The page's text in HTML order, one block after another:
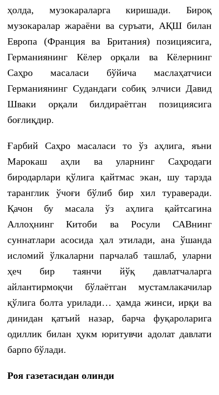
ҳолда, музокараларга киришади. Бироқ
музокаралар жараёни ва суръати, АҚШ билан
Европа (Франция ва Британия) позициясига,
Германиянинг Кёлер орқали ва Кёлернинг
Саҳро масаласи бўйича маслаҳатчиси
Германиянинг Судандаги собиқ элчиси Давид
Шваки орқали билдираётган позициясига
боғлиқдир.
Ғарбий Саҳро масаласи то ўз аҳлига, яъни
Марокаш аҳли ва уларнинг Саҳродаги
биродарлари қўлига қайтмас экан, шу тарзда
таранглик ўчоғи бўлиб бир хил тураверади.
Қачон бу масала ўз аҳлига қайтсагина
Аллоҳнинг Китоби ва Росули САВнинг
суннатлари асосида ҳал этилади, ана ўшанда
исломий ўлкаларни парчалаб ташлаб, уларни
ҳеч бир таянчи йўқ давлатчаларга
айлантирмоқчи бўлаётган мустамлакачилар
қўлига болта урилади… ҳамда жинси, ирқи ва
динидан қатъий назар, барча фуқароларига
одиллик билан ҳукм юритувчи адолат давлати
барпо бўлади.
Роя газетасидан олинди